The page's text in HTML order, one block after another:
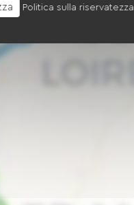
Politica sulla riservatezza